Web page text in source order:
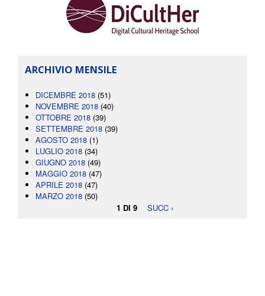
ARCHIVIO MENSILE
DICEMBRE 2018 (51)
NOVEMBRE 2018 (40)
OTTOBRE 2018 (39)
SETTEMBRE 2018 (39)
AGOSTO 2018 (1)
LUGLIO 2018 (34)
GIUGNO 2018 (49)
MAGGIO 2018 (47)
APRILE 2018 (47)
MARZO 2018 (50)
1 DI 9
SUCC ›